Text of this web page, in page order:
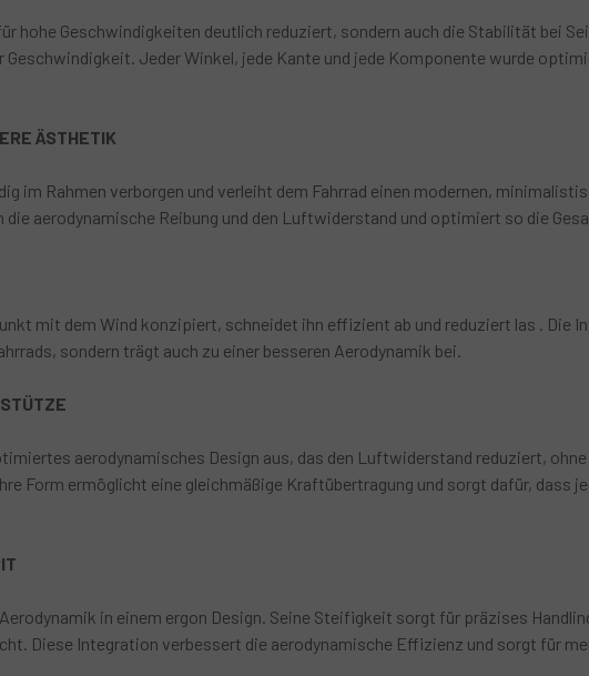
hohe Geschwindigkeiten deutlich reduziert, sondern auch die Stabilität bei
Geschwindigkeit. Jeder Winkel, jede Kante und jede Komponente wurde
ÄSTHETIK
im Rahmen verborgen und verleiht dem Fahrrad einen modernen,
aerodynamische Reibung und den Luftwiderstand und optimiert so die
mit dem Wind konzipiert, schneidet ihn effizient ab und reduziert las . Die
sondern trägt auch zu einer besseren Aerodynamik bei.
aerodynamisches Design aus, das den Luftwiderstand reduziert,
Form ermöglicht eine gleichmäßige Kraftübertragung und sorgt dafür, dass
in einem ergon Design. Seine Steifigkeit sorgt für präzises
Diese Integration verbessert die aerodynamische Effizienz und sorgt für